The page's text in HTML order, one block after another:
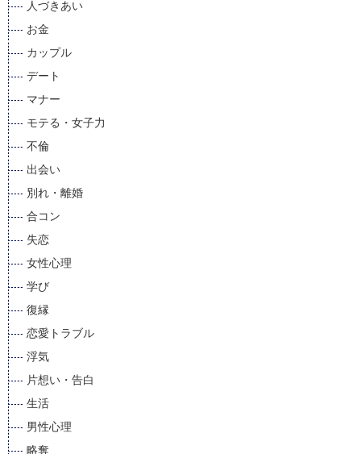
人づきあい
お金
カップル
デート
マナー
モテる・女子力
不倫
出会い
別れ・離婚
合コン
失恋
女性心理
学び
復縁
恋愛トラブル
浮気
片想い・告白
生活
男性心理
略奪